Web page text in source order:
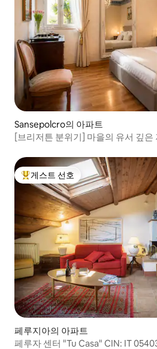
Sansepolcro의 아파트
[브리저튼 분위기] 마을의 유서 깊은
상위 게스트 선호
게스트 선호
페루지아의 아파트
페루자 센터 "Tu Casa" CIN: IT